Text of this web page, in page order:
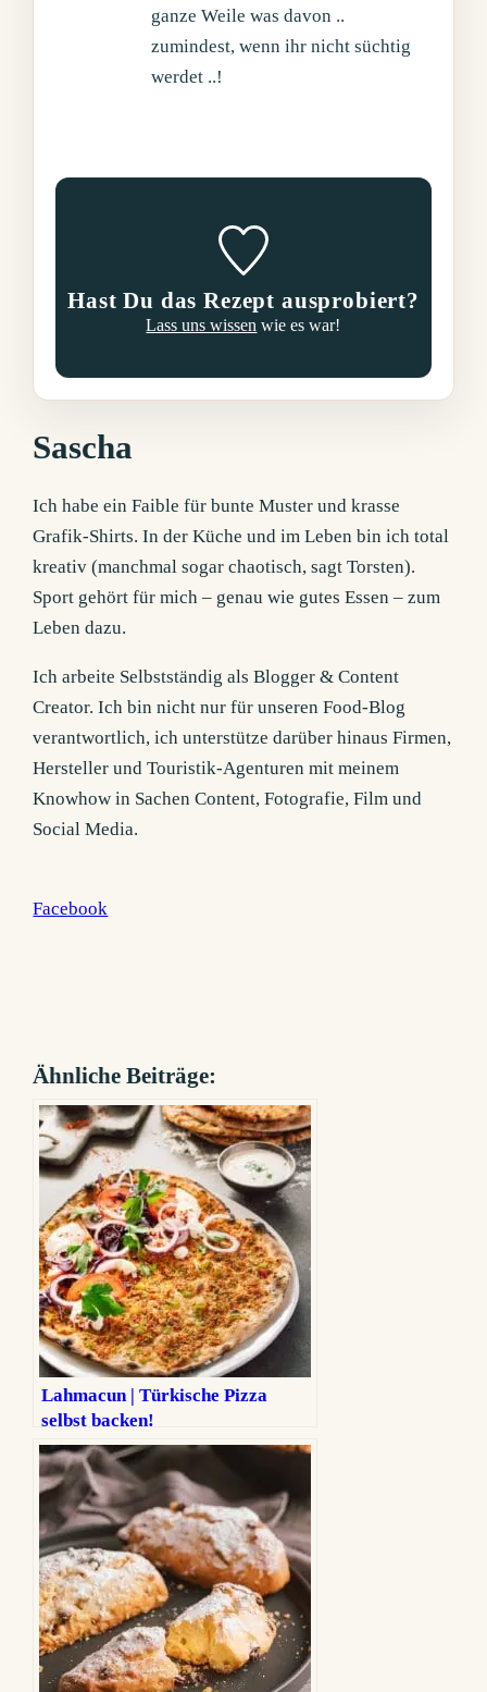
ganze Weile was davon ..
zumindest, wenn ihr nicht süchtig
werdet ..!
Hast Du das Rezept ausprobiert?
Lass uns wissen wie es war!
Sascha
Ich habe ein Faible für bunte Muster und krasse
Grafik-Shirts. In der Küche und im Leben bin ich total
kreativ (manchmal sogar chaotisch, sagt Torsten).
Sport gehört für mich – genau wie gutes Essen – zum
Leben dazu.
Ich arbeite Selbstständig als Blogger & Content
Creator. Ich bin nicht nur für unseren Food-Blog
verantwortlich, ich unterstütze darüber hinaus Firmen,
Hersteller und Touristik-Agenturen mit meinem
Knowhow in Sachen Content, Fotografie, Film und
Social Media.
Facebook
Ähnliche Beiträge:
Lahmacun | Türkische Pizza
selbst backen!